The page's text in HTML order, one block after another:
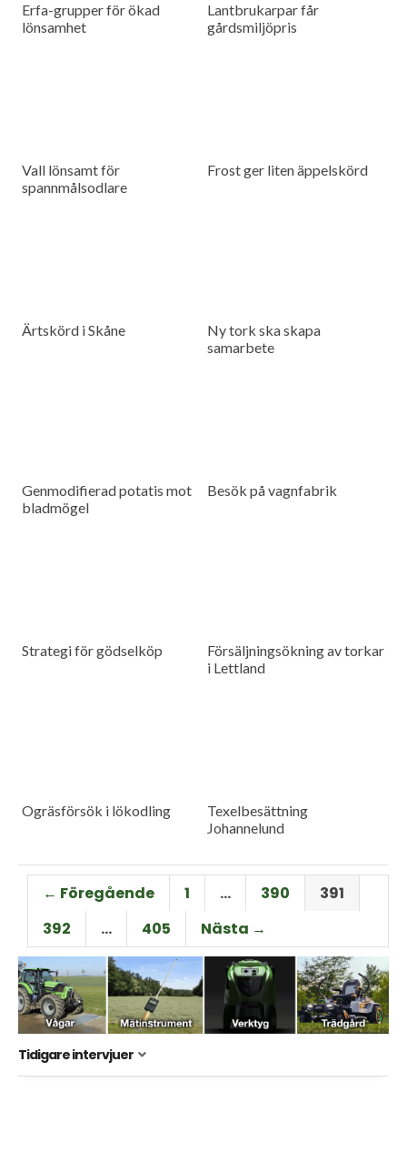
Erfa-grupper för ökad
lönsamhet
Lantbrukarpar får
gårdsmiljöpris
Vall lönsamt för
spannmålsodlare
Frost ger liten äppelskörd
Ärtskörd i Skåne
Ny tork ska skapa
samarbete
Genmodifierad potatis mot
bladmögel
Besök på vagnfabrik
Strategi för gödselköp
Försäljningsökning av torkar
i Lettland
Ogräsförsök i lökodling
Texelbesättning
Johannelund
← Föregående 1 … 390
391
392
… 405 Nästa →
Tidigare intervjuer